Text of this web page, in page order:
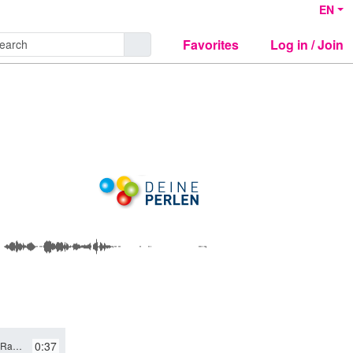
EN
Favorites Log in / Join
Sprecher 0:37